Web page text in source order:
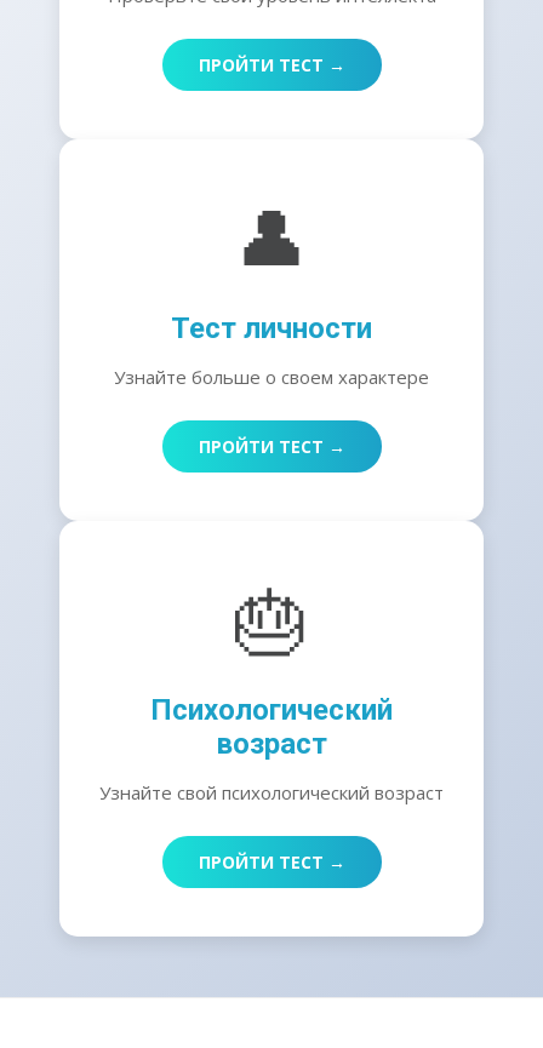
ПРОЙТИ ТЕСТ →
👤
Тест личности
Узнайте больше о своем характере
ПРОЙТИ ТЕСТ →
🎂
Психологический
возраст
Узнайте свой психологический возраст
ПРОЙТИ ТЕСТ →